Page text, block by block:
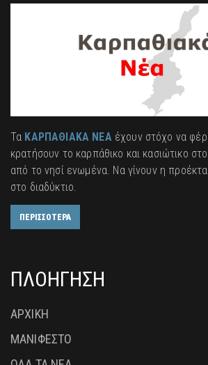
Τα ΚΑΡΠΑΘΙΑΚΑ ΝΕΑέχουν στόχο να
κρατήσουν το καρπάθικο και κασιώτικο
από το νησί ενωμένα. Να γίνουν η
στο διαδύκτιο.
ΠΕΡΙΣΣΟΤΕΡΑ
ΠΛΟΗΓΗΣΗ
ΑΡΧΙΚΗ
ΜΑΝΙΦΕΣΤΟ